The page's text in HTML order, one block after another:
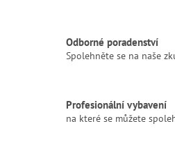
Odborné poradenství
Spolehněte se na naše
Profesionální vybavení
na které se můžete